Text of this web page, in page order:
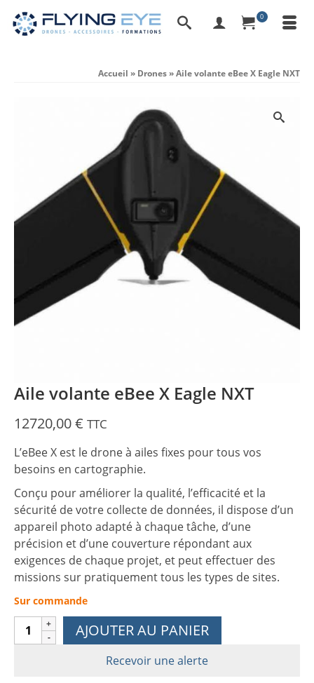
0
Accueil » Drones»Aile volante eBee X Eagle NXT
Aile volante eBee X Eagle NXT
12720,00€ TTC
L’eBee X est le drone à ailes fixes pour tous vos
besoins en cartographie.
Conçu pour améliorer la qualité, l’efficacité et la
sécurité de votre collecte de données, il dispose d’un
appareil photo adapté à chaque tâche, d’une
précision et d’une couverture répondant aux
exigences de chaque projet, et peut effectuer des
missions sur pratiquement tous les types de sites.
Sur commande
quantité
de
AJOUTER AU PANIER
Recevoir une alerte